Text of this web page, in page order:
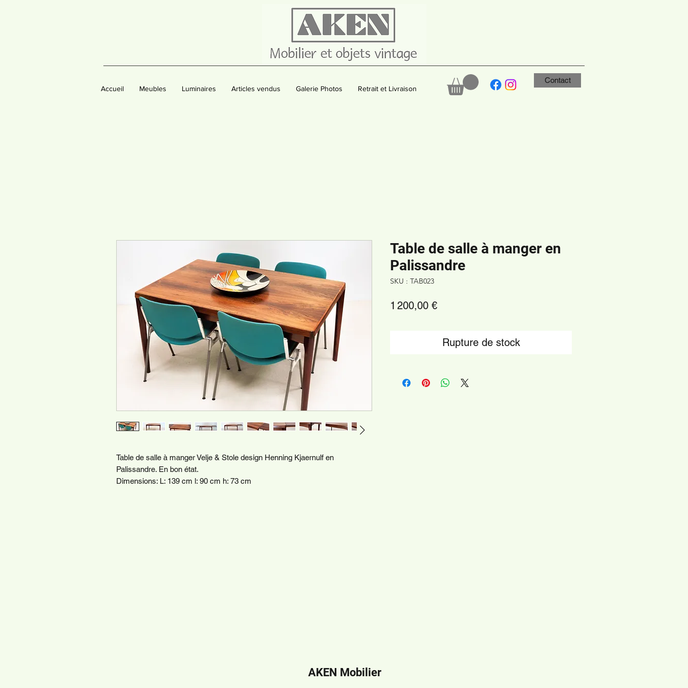
Accueil Meubles Luminaires Articles vendus Galerie Photos Retrait et Livraison
Contact
Table de salle à manger Velje & Stole design Henning Kjaernulf en
Palissandre. En bon état.
Dimensions: L: 139 cm l: 90 cm h: 73 cm
Table de salle à manger en
Palissandre
SKU : TAB023
1 200,00 €Prix
Rupture de stock
AKEN Mobilier